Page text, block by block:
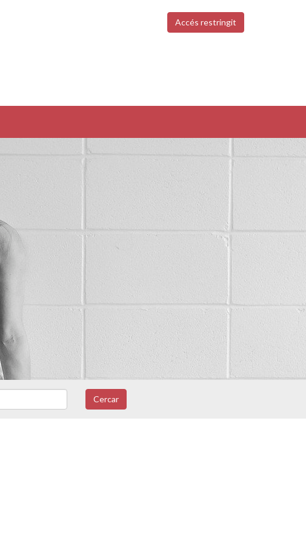
Accés restringit
Cercar